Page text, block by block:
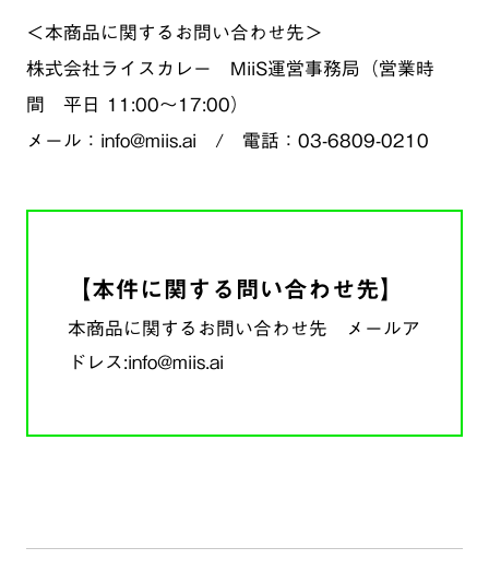
＜本商品に関するお問い合わせ先＞
株式会社ライスカレー MiiS運営事務局（営業時
間 平日 11:00～17:00）
メール：info@miis.ai / 電話：03-6809-0210
【本件に関する問い合わせ先】
本商品に関するお問い合わせ先 メールア
ドレス:info@miis.ai